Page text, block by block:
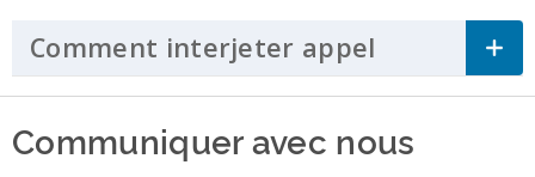
Comment interjeter appel Click to
Communiquer avec nous